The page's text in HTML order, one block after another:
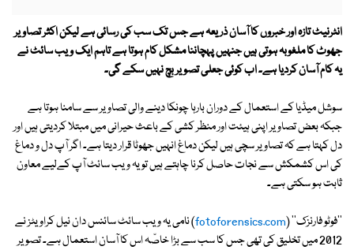
انٹرنیٹ تازہ اور خبروں کا آسان ذریعہ ہے جس تک سب کی رسائی ہے لیکن اکثر تصاویر
جھوٹ کا ملغوبہ ہوتی ہیں جنہیں پہچاننا مشکل کام ہوتا ہے تاہم ایک ویب سائٹ نے
یہ کام آسان کردیا ہے۔ اب کوئی جعلی تصویر بچ نہیں سکے گی۔
سوشل میڈیا کے استعمال کے دوران بارہا چونکا دینے والی تصاویر سے سامنا ہوتا ہے
جبکہ بعض تصاویر اپنی ہیئت اور منظر کشی کے باعث حیرانی میں مبتلا کردیتی ہیں اور
دل کہتا ہے کہ تصاویر سچی ہیں لیکن دماغ انہیں جھوٹا قرار دیتا ہے۔ اگر آپ دل و دماغ
کی اس کشمکش سے نجات حاصل کرنا چاہتے ہیں تو یہ ویب سائٹ آپ کےلیے معاون
ثابت ہو سکتی ہے۔
''فوٹو فارنزک'' (fotoforensics.com) نامی یہ ویب سائٹ سائنس دان نیل کراویٹز نے
2012 میں تخلیق کی تھی جس کا سب سے بڑا خاصّہ اس کا آسان استعمال ہے۔ تصویر